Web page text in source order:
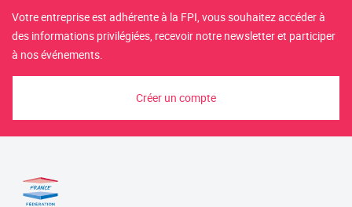
Votre entreprise est adhérente à la FPI, vous souhaitez accéder à
des informations privilégiées, recevoir notre newsletter et participer
à nos événements.
Créer un compte